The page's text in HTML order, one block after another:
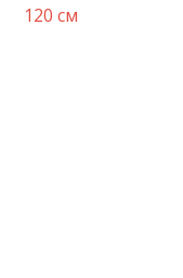
120 см